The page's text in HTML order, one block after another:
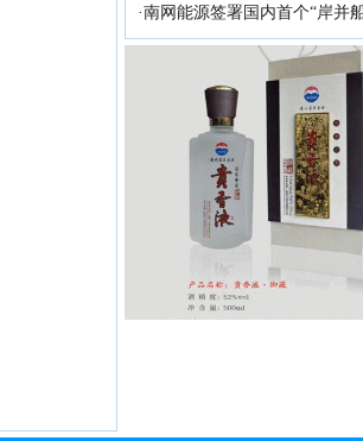
·南网能源签署国内首个“岸并